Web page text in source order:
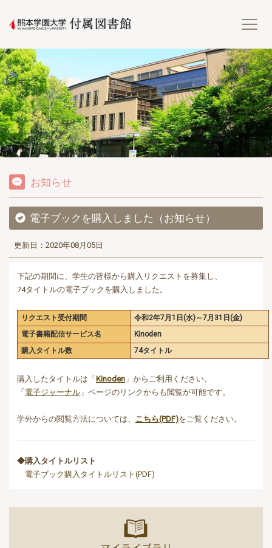
熊
お知らせ
電子ブックを購入しました（お知らせ）
更新日：2020年08月05日
下記の期間に、学生の皆様から購入リクエストを募集し、
74タイトルの電子ブックを購入しました。
リクエスト受付期間
令和2年7月1日(水)～7月31日(金)
電子書籍配信サービス名
Kinoden
購入タイトル数
74タイトル
購入したタイトルは「 Kinoden 」からご利用ください。
「 電子ジャーナル 」ページのリンクからも閲覧が可能です。
学外からの閲覧方法については、 こちら(PDF)をご覧ください。
◆購入タイトルリスト
電子ブック購入タイトルリスト(PDF)